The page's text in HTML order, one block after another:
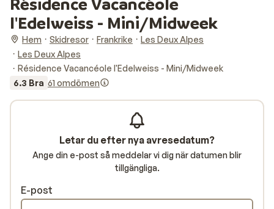
l'Edelweiss - Mini/Midweek
Hem Skidresor Frankrike
Les Deux Alpes
Les Deux Alpes
Résidence Vacancéole l'Edelweiss - Mini/Midweek
6.3 Bra 61 omdömen
Letar du efter nya avresedatum?
Ange din e-post så meddelar vi dig när datumen blir
tillgängliga.
E-post